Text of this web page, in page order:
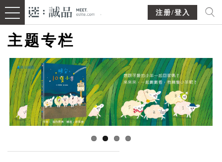
注册/登入
主题专栏